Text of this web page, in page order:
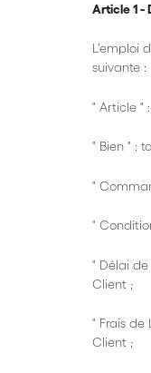
Article 1 -
L’emploi
suivante :
" Article "
" Bien " :
"
"
" Délai
Client ;
" Frais
Client ;